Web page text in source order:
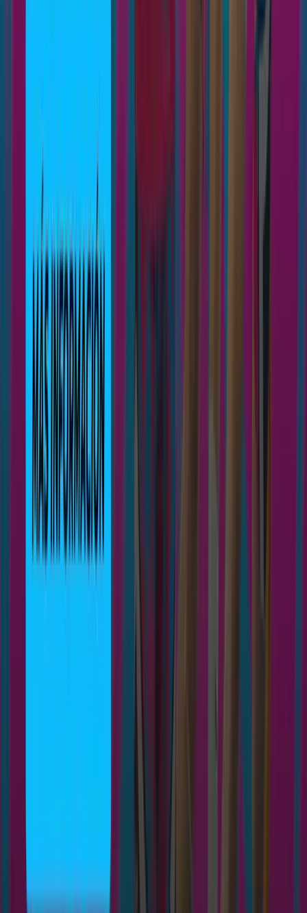
Únete a 3COM Squad
Ningún niño sin deporte por falta de recursos
Inscríbete
Que es 3COM Squad
Filosofia
Palmares
Deportes
Atletismo
Balonmano
Noticias
Actualidad
Prensa
Entrevistas
Contacto
SQUAD